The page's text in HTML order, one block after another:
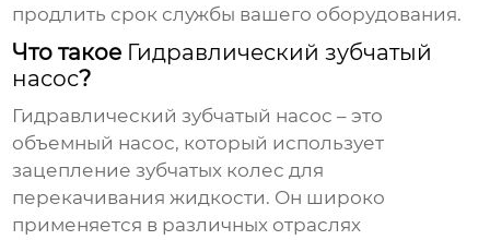
продлить срок службы вашего оборудования.
Что такое Гидравлический зубчатый
насос?
Гидравлический зубчатый насос – это
объемный насос, который использует
зацепление зубчатых колес для
перекачивания жидкости. Он широко
применяется в различных отраслях